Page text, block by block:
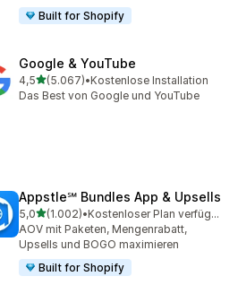
Built for Shopify
Google & YouTube
4,5von 5 Sternen
(5.067)
5067 Rezensionen insgesamt
•Kostenlose Installation
Das Best von Google und YouTube
Appstle℠ Bundles App & Upsells
5,0von 5 Sternen
(1.002)
1002 Rezensionen insgesamt
•
Kostenloser Plan verfügbar
AOV mit Paketen, Mengenrabatt,
Upsells und BOGO maximieren
Built for Shopify